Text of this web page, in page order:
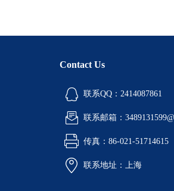
Contact Us
联系QQ：2414087861
联系邮箱：
传真：86-021-51714615
联系地址：上海